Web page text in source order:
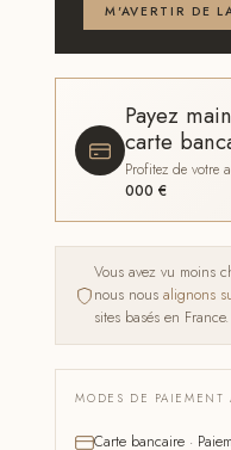
M'AVERTIR DE
Payez
carte
Profitez de
000 €
Vous avez vu moins
nous nousalignons
sites basés en France.
MODES DE PAIEMENT
Carte bancaire ·